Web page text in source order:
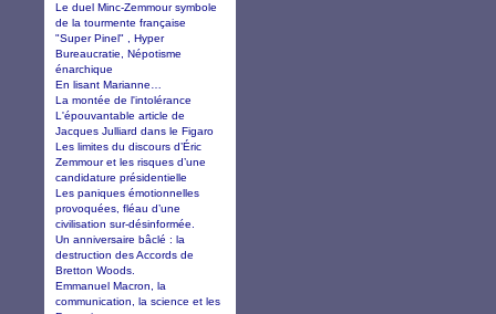
Le duel Minc-Zemmour symbole
de la tourmente française
"Super Pinel" , Hyper
Bureaucratie, Népotisme
énarchique
En lisant Marianne…
La montée de l'intolérance
L'épouvantable article de
Jacques Julliard dans le Figaro
Les limites du discours d’Éric
Zemmour et les risques d’une
candidature présidentielle
Les paniques émotionnelles
provoquées, fléau d’une
civilisation sur-désinformée.
Un anniversaire bâclé : la
destruction des Accords de
Bretton Woods.
Emmanuel Macron, la
communication, la science et les